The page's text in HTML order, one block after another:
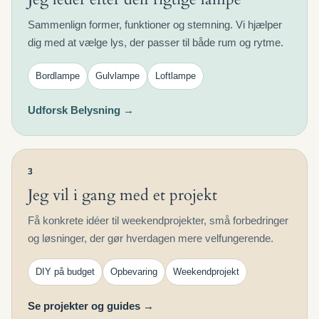
Sammenlign former, funktioner og stemning. Vi hjælper
dig med at vælge lys, der passer til både rum og rytme.
Bordlampe Gulvlampe Loftlampe
Udforsk Belysning →
3
Jeg vil i gang med et projekt
Få konkrete idéer til weekendprojekter, små forbedringer
og løsninger, der gør hverdagen mere velfungerende.
DIY på budget Opbevaring Weekendprojekt
Se projekter og guides →